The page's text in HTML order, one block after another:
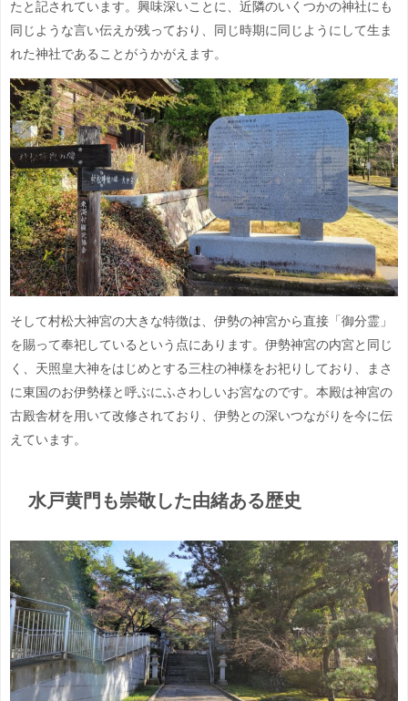
たと記されています。興味深いことに、近隣のいくつかの神社にも
同じような言い伝えが残っており、同じ時期に同じようにして生ま
れた神社であることがうかがえます。
そして村松大神宮の大きな特徴は、伊勢の神宮から直接「御分霊」
を賜って奉祀しているという点にあります。伊勢神宮の内宮と同じ
く、天照皇大神をはじめとする三柱の神様をお祀りしており、まさ
に東国のお伊勢様と呼ぶにふさわしいお宮なのです。本殿は神宮の
古殿舎材を用いて改修されており、伊勢との深いつながりを今に伝
えています。
水戸黄門も崇敬した由緒ある歴史